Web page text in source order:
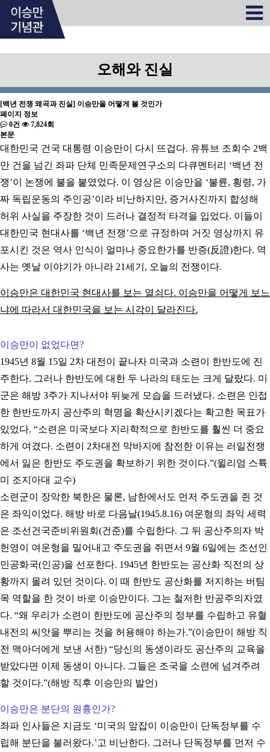
오해와 진실
[백년 전쟁 왜곡과 진실] 이승만을 어떻게 볼 것인가
페이지 정보
0건
7,824회
본문
대한민국 건국 대통령 이승만이 다시 뜨겁다. 유튜브 조회수 2백
만 건을 넘긴 좌파 단체 민족문제연구소의 다큐멘터리 ‘백년 전
쟁’이 논쟁에 불을 붙였었다. 이 영상은 이승만을 ‘불륜, 횡령, 가
짜 독립운동의 주인공’이라 비난하지만, 증거사진까지 합성해
허위 사실을 주장한 것이 드러나 결정적 타격을 입었다. 이들이
대한민국 현대사를 ‘백년 전쟁’으로 규정하며 거짓 영상까지 유
포시킨 것은 역사 인식이 얼마나 중요한가를 반증(反證)한다. 역
사는 옛날 이야기가 아니라 21세기, 오늘의 전쟁이다.
이승만은 대한민국 현대사를 보는 열쇠다. 이승만을 어떻게 보느
냐에 따라서 대한민국을 보는 시각이 달라진다.
이승만이 없었다면?
1945년 8월 15일 2차 대전이 끝나자 미국과 소련이 한반도에 진
주한다. 그러나 한반도에 대한 두 나라의 태도는 크게 달랐다. 미
군은 해방 3주가 지나서야 뒤늦게 모습을 드러냈다. 소련은 인접
한 한반도까지 공산주의 혁명을 확산시키겠다는 확고한 목표가
있었다. “소련은 미국보다 지리학적으로 한반도를 훨씬 더 중요
하게 여겼다. 소련이 2차대전 막바지에 참전한 이유는 러일전쟁
에서 잃은 한반도 주도권을 확보하기 위한 것이다.”(윌리엄 스튝
미 조지아대 교수)
소련군이 장악한 북한은 물론, 남한에서도 먼저 주도권을 쥔 것
은 좌익이었다. 해방 바로 다음날(1945.8.16) 여운형의 좌익 세력
은 조선건국준비위원회(건준)를 수립한다. 그 뒤 공산주의자 박
헌영이 여운형을 밀어내고 주도권을 쥐면서 9월 6일에는 조선인
민공화국(인공)을 선포한다. 1945년 한반도는 공산화 직전의 상
황까지 몰려 있던 것이다. 이 때 한반도 공산화를 저지하는 버팀
목 역할을 한 것이 바로 이승만이다. 그는 철저한 반공주의자였
다. “왜 우리가 소련이 한반도에 공산주의 정부를 수립하고 유혈
내전의 씨앗을 뿌리는 것을 허용해야 하는가.”(이승만이 해방 직
전 맥아더에게 보낸 서한) “당신의 동생이라도 공산주의 교육을
받았다면 이제 동생이 아니다. 그들은 조국을 소련에 넘겨주려
할 것이다.”(해방 직후 이승만의 발언)
이승만은 분단의 원흉인가?
좌파 인사들은 지금도 ‘미국의 앞잡이 이승만이 단독정부를 수
립해 분단을 불러왔다.’고 비난한다. 그러나 단독정부를 먼저 수